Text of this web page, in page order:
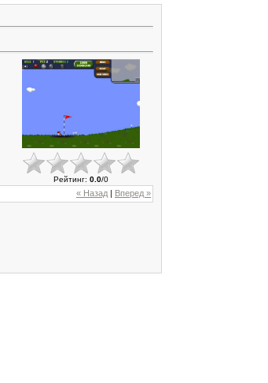
Рейтинг: 0.0/0
« Назад Вперед »